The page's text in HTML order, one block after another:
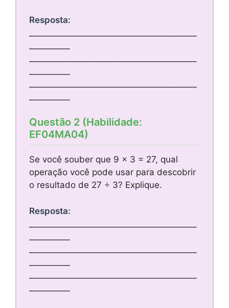
Resposta:
Questão 2 (Habilidade:
EF04MA04)
Se você souber que 9 x 3 = 27, qual
operação você pode usar para descobrir
o resultado de 27 ÷ 3? Explique.
Resposta: